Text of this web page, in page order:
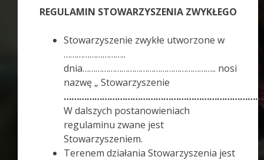
REGULAMIN STOWARZYSZENIA ZWYKŁEGO
Stowarzyszenie zwykłe utworzone w
………………………..
dnia…………………………………………………….. nosi
nazwę „ Stowarzyszenie
W dalszych postanowieniach
regulaminu zwane jest
Stowarzyszeniem.
Terenem działania Stowarzyszenia jest